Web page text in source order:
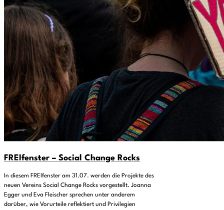
FREIfenster – Social Change Rocks
In diesem FREIfenster am 31.07. werden die Projekte des
neuen Vereins Social Change Rocks vorgestellt. Joanna
Egger und Eva Fleischer sprechen unter anderem
darüber, wie Vorurteile reflektiert und Privilegien